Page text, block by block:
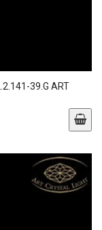
39.G ART